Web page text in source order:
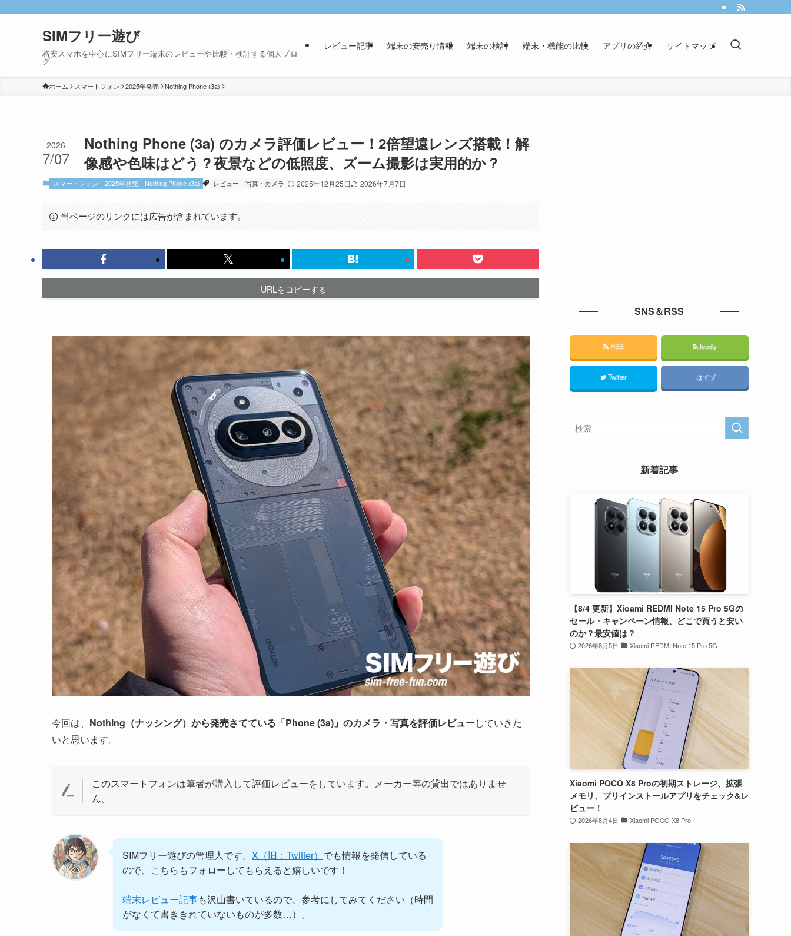
SIMフリー遊び
格安スマホを中心にSIMフリー端末のレビューや比較・検証する個人ブロ
グ
レビュー記事 端末の安売り情報 端末の検討 端末・機能の比較 アプリの紹介 サイトマップ
ホーム スマートフォン 2025年発売 Nothing Phone (3a)
Nothing Phone (3a) のカメラ評価レビュー！2倍望遠レンズ搭載！解
像感や色味はどう？夜景などの低照度、ズーム撮影は実用的か？
2026
7/07
スマートフォン 2025年発売 Nothing Phone (3a) レビュー 写真・カメラ 2025年12月25日 2026年7月7日
当ページのリンクには広告が含まれています。
URLをコピーする
今回は、 Nothing（ナッシング）から発売さてている「Phone (3a)」のカメラ・写真を評価レビューしていきた
いと思います。
このスマートフォンは筆者が購入して評価レビューをしています。メーカー等の貸出ではありませ
ん。
SIMフリー遊びの管理人です。 X（旧：Twitter） でも情報を発信している
ので、こちらもフォローしてもらえると嬉しいです！
端末レビュー記事も沢山書いているので、参考にしてみてください（時間
がなくて書ききれていないものが多数…）。
SNS＆RSS
RSS feedly
Twitter はてブ
新着記事
【8/4 更新】Xioami REDMI Note 15 Pro 5Gの
セール・キャンペーン情報、どこで買うと安い
のか？最安値は？
2026年8月5日 Xiaomi REDMI Note 15 Pro 5G
Xiaomi POCO X8 Proの初期ストレージ、拡張
メモリ、プリインストールアプリをチェック&レ
ビュー！
2026年8月4日 Xiaomi POCO X8 Pro